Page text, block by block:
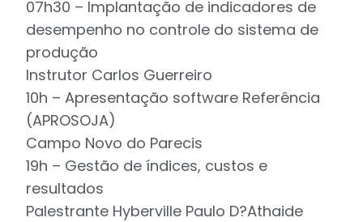
07h30 – Implantação de indicadores de
desempenho no controle do sistema de
produção
Instrutor Carlos Guerreiro
10h – Apresentação software Referência
(APROSOJA)
Campo Novo do Parecis
19h – Gestão de índices, custos e
resultados
Palestrante Hyberville Paulo D?Athaide